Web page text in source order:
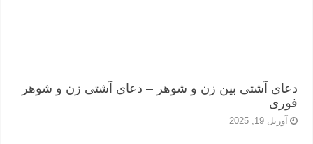
دعای آشتی بین زن و شوهر – دعای آشتی زن و شوهر
فوری
آوریل 19, 2025